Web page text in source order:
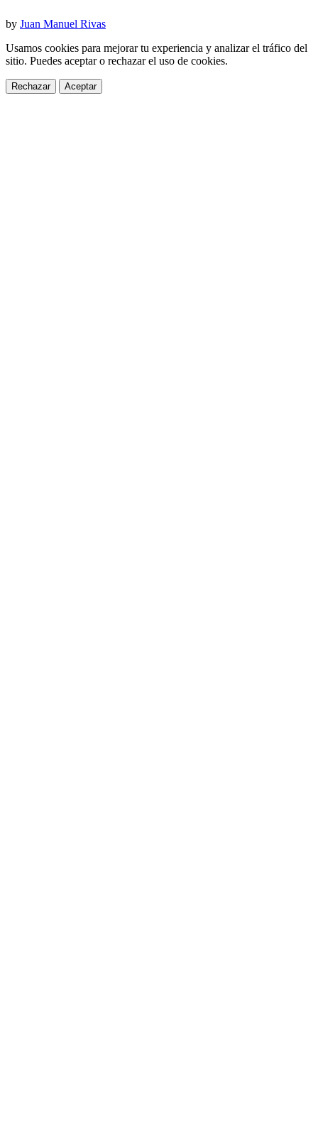
by Juan Manuel Rivas
Usamos cookies para mejorar tu experiencia y analizar el tráfico del
sitio. Puedes aceptar o rechazar el uso de cookies.
Rechazar Aceptar